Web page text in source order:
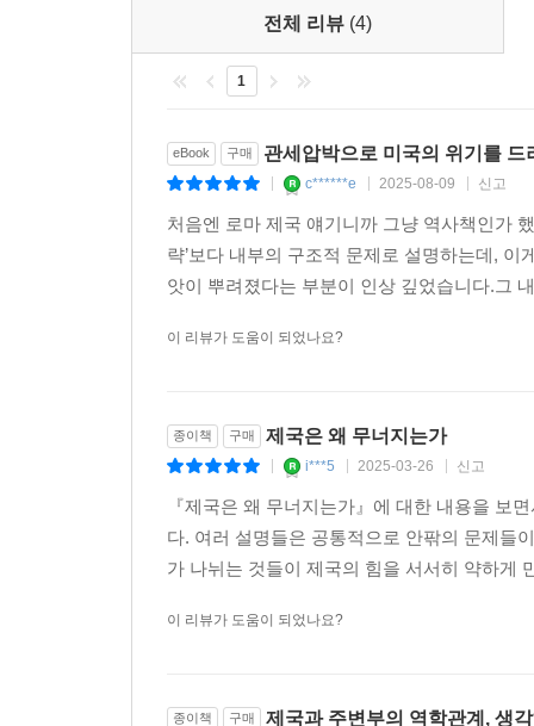
전체 리뷰(4)
eBook 구매 관세압박으로 미국의 위기를
| c******e | 2025-08-09 | 신고
처음엔 로마 제국 얘기니까 그냥 역사책인가
략’보다 내부의 구조적 문제로 설명하는데,
종이책 구매 제국은 왜 무너지는가
| i***5 | 2025-03-26 신고
『제국은 왜 무너지는가』에 대한 내용을 보
다. 여러 설명들은 공통적으로 안팎의 문제들